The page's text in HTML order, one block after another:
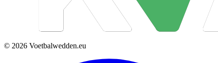
© 2026 Voetbalwedden.eu